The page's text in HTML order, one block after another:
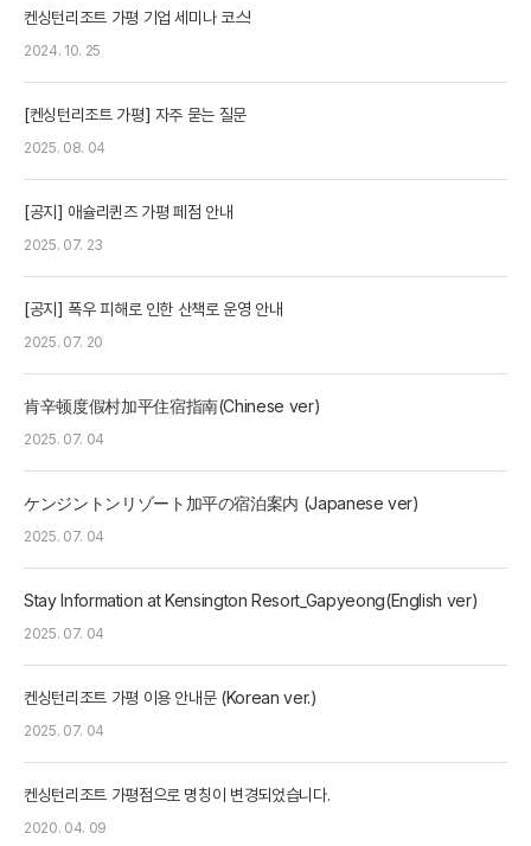
켄싱턴리조트 가평 기업 세미나 코스!
2024. 10. 25
[켄싱턴리조트 가평] 자주 묻는 질문
2025. 08. 04
[공지] 애슐리퀸즈 가평 페점 안내
2025. 07. 23
[공지] 폭우 피해로 인한 산책로 운영 안내
2025. 07. 20
肯辛顿度假村加平住宿指南(Chinese ver)
2025. 07. 04
ケンジントンリゾート加平の宿泊案内 (Japanese ver)
2025. 07. 04
Stay Information at Kensington Resort_Gapyeong(English ver)
2025. 07. 04
켄싱턴리조트 가평 이용 안내문 (Korean ver.)
2025. 07. 04
켄싱턴리조트 가평점으로 명칭이 변경되었습니다.
2020. 04. 09